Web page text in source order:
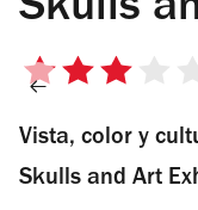
Skulls
3
5
estrellas
Vista, color y
Skulls and Art